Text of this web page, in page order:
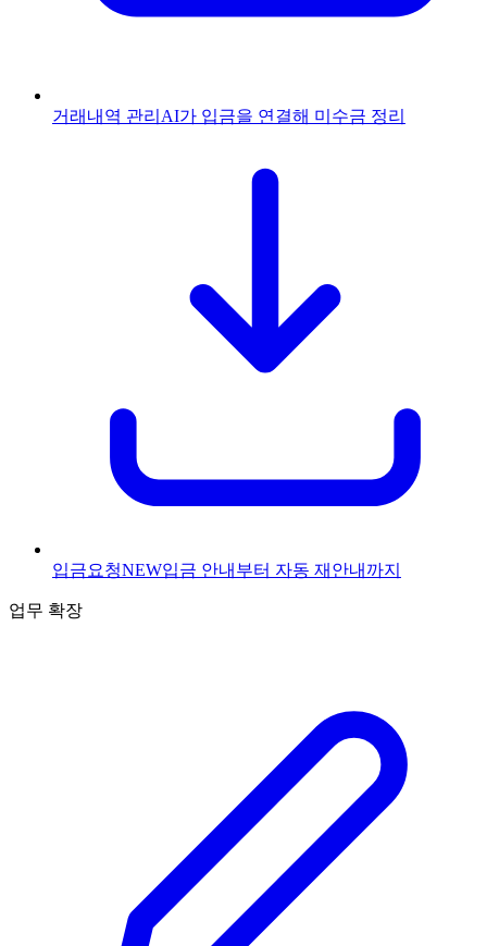
거래내역 관리 AI가 입금을 연결해 미수금 정리
입금요청NEW입금 안내부터 자동 재안내까지
업무 확장